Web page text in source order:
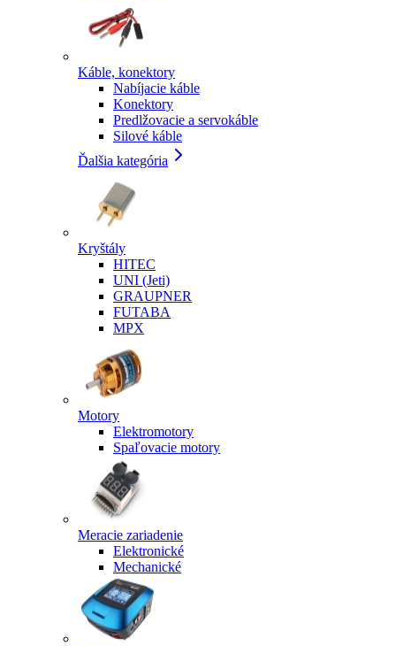
Káble, konektory
Nabíjacie káble
Konektory
Predlžovacie a servokáble
Silové káble
Ďalšia kategória
Kryštály
HITEC
UNI (Jeti)
GRAUPNER
FUTABA
MPX
Motory
Elektromotory
Spaľovacie motory
Meracie zariadenie
Elektronické
Mechanické